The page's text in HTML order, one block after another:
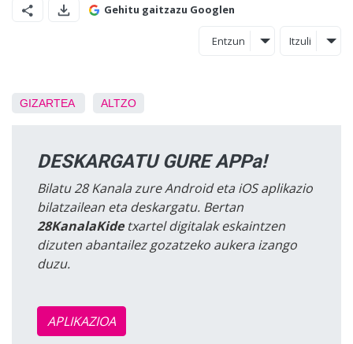
Gehitu gaitzazu Googlen
Entzun Itzuli
GIZARTEA ALTZO
DESKARGATU GURE APPa!
Bilatu 28 Kanala zure Android eta iOS aplikazio
bilatzailean eta deskargatu. Bertan
28KanalaKidetxartel digitalak eskaintzen
dizuten abantailez gozatzeko aukera izango
duzu.
APLIKAZIOA